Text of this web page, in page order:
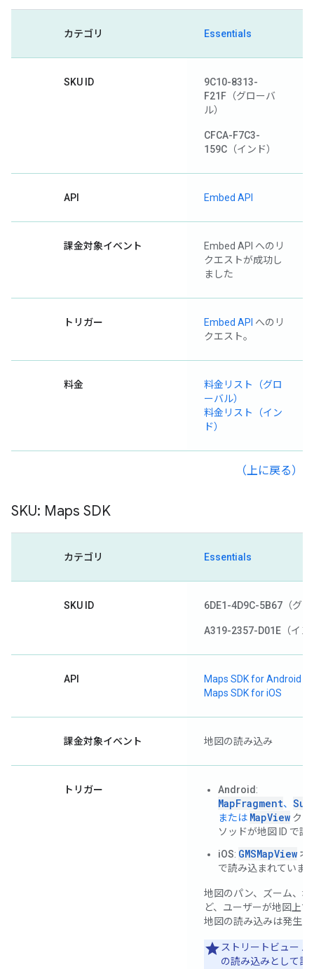
カテゴリ Essentials
SKU ID
9C10-8313-
F21F （グローバ
ル）
CFCA-F7C3-
159C （インド）
API Embed API
課金対象イベント
Embed API へのリ
クエストが成功し
ました
トリガー Embed API へのリ
クエスト。
料金
料金リスト（グロ
ーバル）
料金リスト（イン
ド）
（上に戻る）
SKU: Maps SDK
カテゴリ Essentials
SKU ID 6DE1-4D9C-5B67 （グ
A319-2357-D01E （イ
API
Maps SDK for Android
Maps SDK for iOS
課金対象イベント 地図の読み込み
トリガー Android :
MapFragment、
または MapView ク
ソッドが地図 ID で
iOS: GMSMapView オ
で読み込まれていま
地図のパン、ズーム、
ど、ユーザーが地図上
地図の読み込みは発生
ストリートビュー
の読み込みとして課